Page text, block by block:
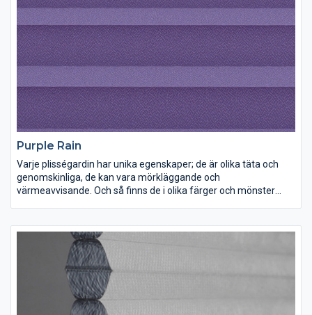
Purple Rain
Varje plisségardin har unika egenskaper; de är olika täta och
genomskinliga, de kan vara mörkläggande och
värmeavvisande. Och så finns de i olika färger och mönster